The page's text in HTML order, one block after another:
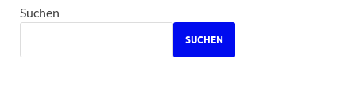
Suchen
SUCHEN